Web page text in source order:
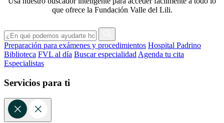
que ofrece la Fundación Valle del Lili.
Preparación para exámenes y procedimientos Hospital Padrino
Biblioteca FVL al día Buscar especialidad Agenda tu cita
Especialistas
Servicios para ti